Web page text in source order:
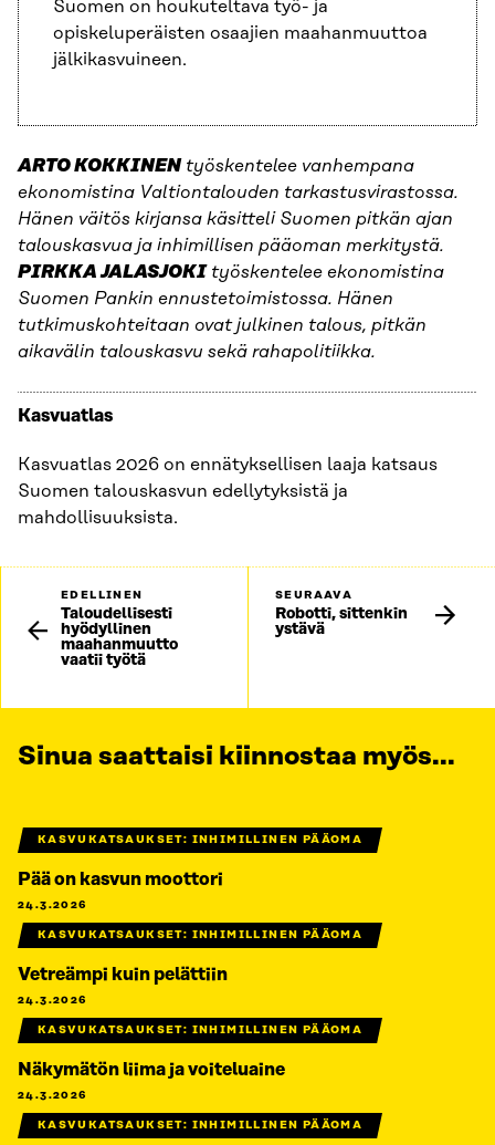
Suomen on houkuteltava työ- ja
opiskeluperäisten osaajien maahanmuuttoa
jälkikasvuineen.
ARTO KOKKINENtyöskentelee vanhempana
ekonomistina Valtiontalouden tarkastusvirastossa.
Hänen väitös kirjansa käsitteli Suomen pitkän ajan
talouskasvua ja inhimillisen pääoman merkitystä.
PIRKKA JALASJOKItyöskentelee ekonomistina
Suomen Pankin ennustetoimistossa. Hänen
tutkimuskohteitaan ovat julkinen talous, pitkän
aikavälin talouskasvu sekä rahapolitiikka.
Kasvuatlas
Kasvuatlas 2026 on ennätyksellisen laaja katsaus
Suomen talouskasvun edellytyksistä ja
mahdollisuuksista.
EDELLINEN
Taloudellisesti
hyödyllinen
maahanmuutto
vaatii työtä
SEURAAVA
Robotti, sittenkin
ystävä
Sinua saattaisi kiinnostaa myös...
KASVUKATSAUKSET: INHIMILLINEN PÄÄOMA
Pää on kasvun moottori
24.3.2026
KASVUKATSAUKSET: INHIMILLINEN PÄÄOMA
Vetreämpi kuin pelättiin
24.3.2026
KASVUKATSAUKSET: INHIMILLINEN PÄÄOMA
Näkymätön liima ja voiteluaine
24.3.2026
KASVUKATSAUKSET: INHIMILLINEN PÄÄOMA